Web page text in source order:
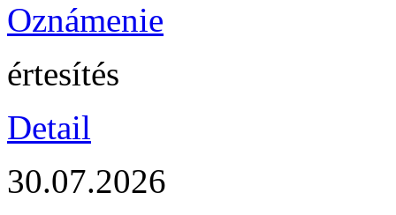
Oznámenie
értesítés
Detail
30.07.2026